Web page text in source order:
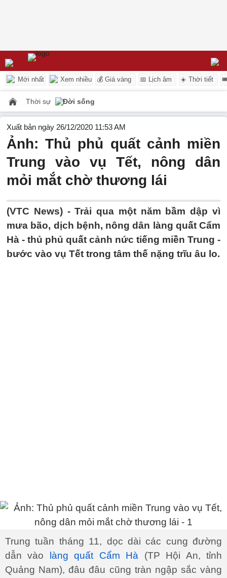
Mới nhất Xem nhiều 💰 Giá vàng 📅 Lịch âm ☀️ Thời tiết
Thời sự Đời sống
Xuất bản ngày 26/12/2020 11:53 AM
Ảnh: Thủ phủ quất cảnh miền
Trung vào vụ Tết, nông dân
mỏi mắt chờ thương lái
(VTC News) -Trải qua một năm bầm dập vì
mưa bão, dịch bệnh, nông dân làng quất Cẩm
Hà - thủ phủ quất cảnh nức tiếng miền Trung -
bước vào vụ Tết trong tâm thế nặng trĩu âu lo.
Trung tuần tháng 11, dọc dài các cung đường
dẫn vào
làng quất Cẩm Hà (TP Hội An, tỉnh
Quảng Nam), đâu đâu cũng tràn ngập sắc vàng